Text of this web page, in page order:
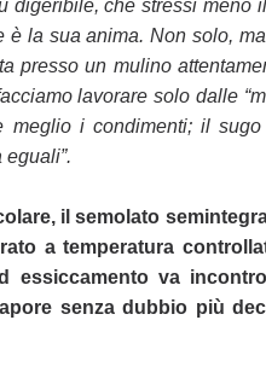
digeribile, chestressi meno
è la sua anima. Non solo,
presso un mulino
lavorare solo dalle
meglio i condimenti; il
ilsemolato
a temperatura
essiccamento va
senza dubbio più